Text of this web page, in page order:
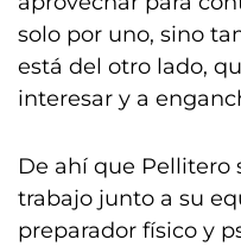
solo por uno, sino
está del otro lado,
interesar y a
De ahí que Pellitero
trabajo junto a su
preparador físico y